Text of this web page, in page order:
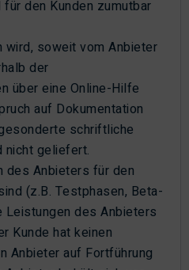
für den Kunden zumutbar
wird, soweit vom Anbieter
der
über eine Online-Hilfe
auf Dokumentation
schriftliche
nicht geliefert.
des Anbieters für den
(z.B. Testphasen, Beta-
Leistungen des Anbieters
Kunde hat keinen
Anbieter auf Fortführung